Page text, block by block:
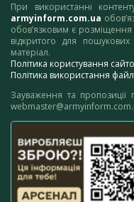
При використанні
armyinform.com.ua
обов’язковим є
відкритого для
матеріал.
Політика користування
Політика використання
Зауваження та пропозиції